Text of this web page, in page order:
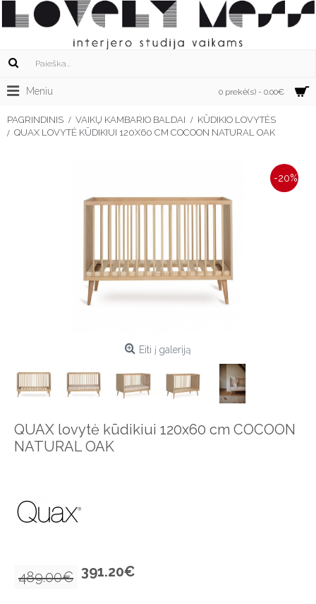
0 prekė(s) - 0.00€
Meniu
PAGRINDINIS VAIKŲ KAMBARIO BALDAI
KŪDIKIO LOVYTĖS
QUAX LOVYTĖ KŪDIKIUI 120X60 CM COCOON NATURAL OAK
-20%
Eiti į galeriją
QUAX lovytė kūdikiui 120x60 cm COCOON
NATURAL OAK
489.00€ 391.20€